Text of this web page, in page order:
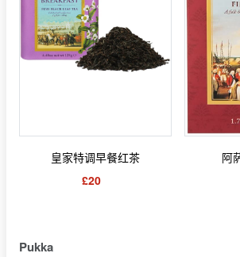
皇家特调早餐红茶
£20
阿
Pukka